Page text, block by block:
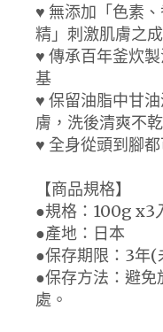
♥ 無添加「色素
精」刺激肌膚之成
♥ 傳承百年釜炊
基
♥ 保留油脂中甘
膚，洗後清爽不乾
♥ 全身從頭到腳
【商品規格】
●規格：100g x3
●產地：日本
●保存期限：3年(
●保存方法：避免
處。